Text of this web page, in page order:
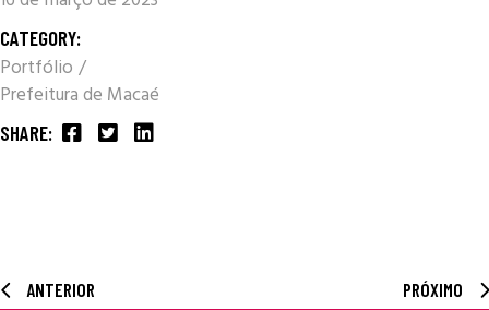
CATEGORY:
Portfólio
Prefeitura de Macaé
SHARE:
ANTERIOR PRÓXIMO